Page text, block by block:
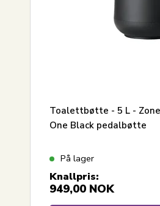
Toalettbøtte - 5 L -
One Black pedalbøtte
På lager
Knallpris:
949,00 NOK